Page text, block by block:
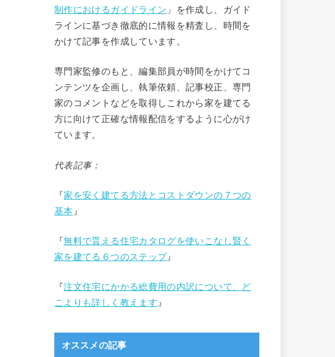
制作におけるガイドライン 」を作成し、ガイド
ラインに基づき徹底的に情報を精査し、時間を
かけて記事を作成しています。
専門家監修のもと、編集部員が時間をかけてコ
ンテンツを企画し、執筆依頼、記事校正、専門
家のコメントなどを取得しこれから家を建てる
方に向けて正確な情報配信をするように心がけ
ています。
代表記事：
『家を安く建てる方法とコストダウンの７つの
基本 』
『無料で貰える住宅カタログを使いこなし賢く
家を建てる６つのステップ』
『注文住宅にかかる総費用の内訳について、ど
こよりも詳しく教えます 』
オススメの記事